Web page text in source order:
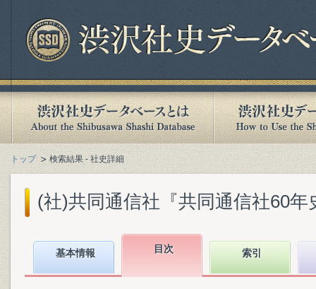
トップ 検索結果 - 社史詳細
(社)共同通信社『共同通信社60年
基本情報 目次 索引